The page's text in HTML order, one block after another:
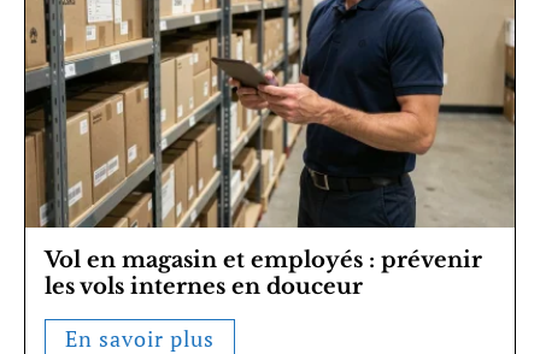
Vol en magasin et employés : prévenir
les vols internes en douceur
En savoir plus